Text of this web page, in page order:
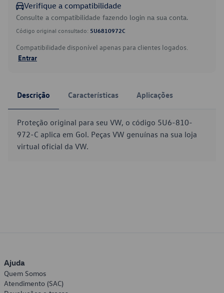
Verifique a compatibilidade
Consulte a compatibilidade fazendo login na sua conta.
Código original consultado: 5U6810972C
Compatibilidade disponível apenas para clientes logados.
Entrar
Descrição Características Aplicações
Proteção original para seu VW, o código 5U6-810-
972-C aplica em Gol. Peças VW genuínas na sua loja
virtual oficial da VW.
Ajuda
Quem Somos
Atendimento (SAC)